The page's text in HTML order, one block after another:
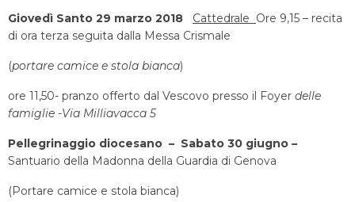
Giovedì Santo 29 marzo 2018 Cattedrale Ore 9,15 – recita
di ora terza seguita dalla Messa Crismale
(portare camice e stola bianca)
ore 11,50- pranzo offerto dal Vescovo presso il Foyer delle
famiglie -Via Milliavacca 5
Pellegrinaggio diocesano – Sabato 30 giugno –
Santuario della Madonna della Guardia di Genova
(Portare camice e stola bianca)